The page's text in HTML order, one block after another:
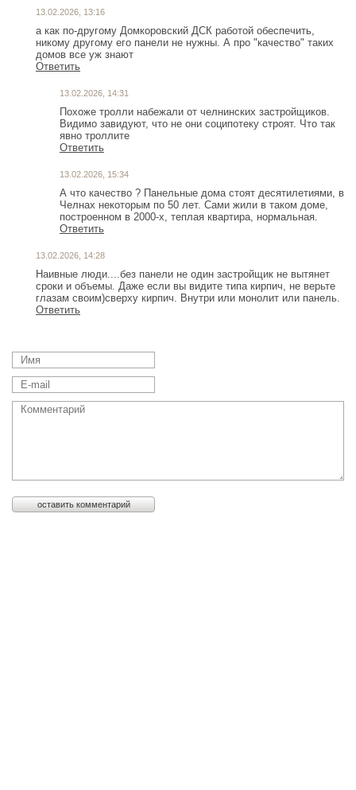
13.02.2026, 13:16
а как по-другому Домкоровский ДСК работой обеспечить,
никому другому его панели не нужны. А про "качество" таких
домов все уж знают
Ответить
13.02.2026, 14:31
Похоже тролли набежали от челнинских застройщиков.
Видимо завидуют, что не они соципотеку строят. Что так
явно троллите
Ответить
13.02.2026, 15:34
А что качество ? Панельные дома стоят десятилетиями, в
Челнах некоторым по 50 лет. Сами жили в таком доме,
построенном в 2000-х, теплая квартира, нормальная.
Ответить
13.02.2026, 14:28
Наивные люди....без панели не один застройщик не вытянет
сроки и объемы. Даже если вы видите типа кирпич, не верьте
глазам своим)сверху кирпич. Внутри или монолит или панель.
Ответить